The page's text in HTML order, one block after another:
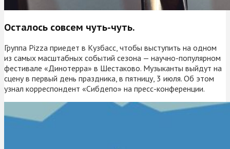
Осталось совсем чуть-чуть.
Группа Pizza приедет в Кузбасс, чтобы выступить на одном
из самых масштабных событий сезона — научно-популярном
фестивале «Динотерра» в Шестаково. Музыканты выйдут на
сцену в первый день праздника, в пятницу, 3 июля. Об этом
узнал корреспондент «Сибдепо» на пресс-конференции.